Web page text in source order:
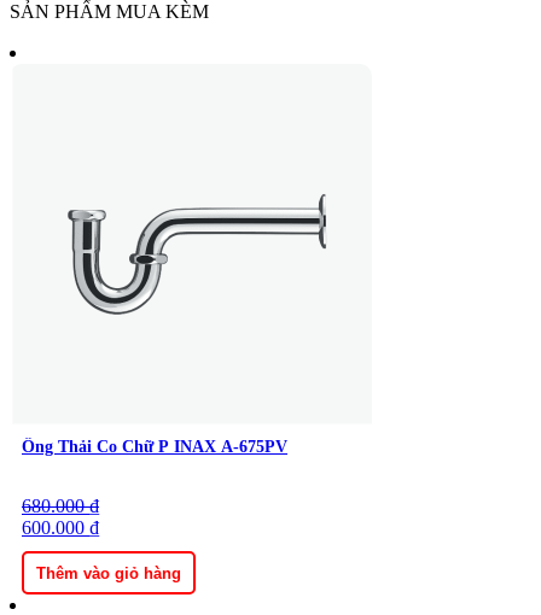
Thông Tin Trên Hộp Chứa Sản Phẩm Bồn Cầu INAX AC-1017VRN
SẢN PHẨM MUA KÈM
Ống Thải Co Chữ P INAX A-675PV
680.000₫
Giá
gốc
là:
680.000 ₫.
600.000 ₫
Giá
hiện
tại
là:
600.000 ₫.
Thêm vào giỏ hàng